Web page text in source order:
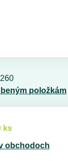
položkám
ks
obchodoch